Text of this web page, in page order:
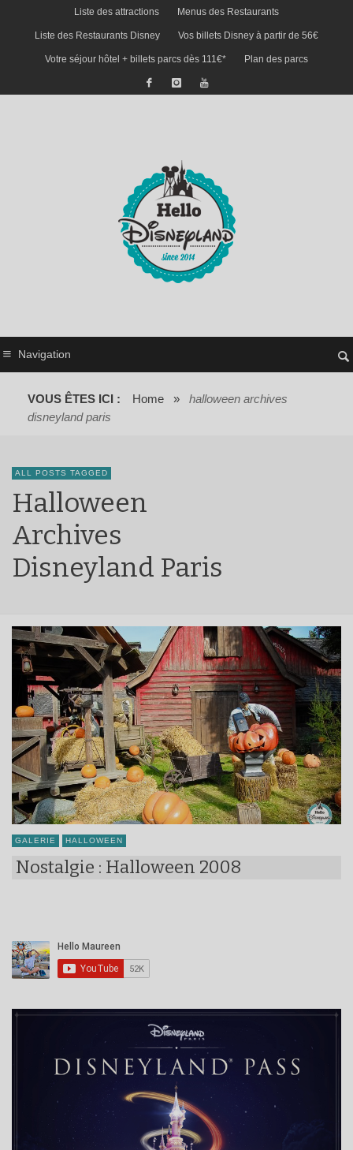
Liste des attractions Menus des Restaurants
Liste des Restaurants Disney Vos billets Disney à partir de 56€
Votre séjour hôtel + billets parcs dès 111€* Plan des parcs
Navigation
VOUS ÊTES ICI : Home »
halloween archives
disneyland paris
ALL POSTS TAGGED
Halloween
Archives
Disneyland Paris
GALERIE HALLOWEEN
Nostalgie : Halloween 2008